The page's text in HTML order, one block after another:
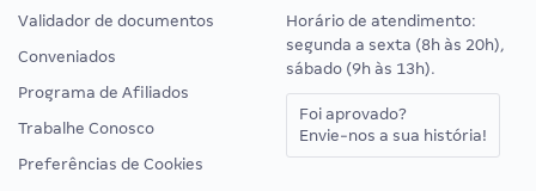
Validador de documentos
Conveniados
Programa de Afiliados
Trabalhe Conosco
Preferências de Cookies
Horário de atendimento:
segunda a sexta (8h às 20h),
sábado (9h às 13h).
Foi aprovado?
Envie-nos a sua história!